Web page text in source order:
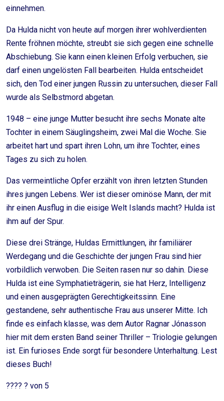
einnehmen.
Da Hulda nicht von heute auf morgen ihrer wohlverdienten
Rente fröhnen möchte, streubt sie sich gegen eine schnelle
Abschiebung. Sie kann einen kleinen Erfolg verbuchen, sie
darf einen ungelösten Fall bearbeiten. Hulda entscheidet
sich, den Tod einer jungen Russin zu untersuchen, dieser Fall
wurde als Selbstmord abgetan.
1948 – eine junge Mutter besucht ihre sechs Monate alte
Tochter in einem Säuglingsheim, zwei Mal die Woche. Sie
arbeitet hart und spart ihren Lohn, um ihre Tochter, eines
Tages zu sich zu holen.
Das vermeintliche Opfer erzählt von ihren letzten Stunden
ihres jungen Lebens. Wer ist dieser ominöse Mann, der mit
ihr einen Ausflug in die eisige Welt Islands macht? Hulda ist
ihm auf der Spur.
Diese drei Stränge, Huldas Ermittlungen, ihr familiärer
Werdegang und die Geschichte der jungen Frau sind hier
vorbildlich verwoben. Die Seiten rasen nur so dahin. Diese
Hulda ist eine Symphatieträgerin, sie hat Herz, Intelligenz
und einen ausgeprägten Gerechtigkeitssinn. Eine
gestandene, sehr authentische Frau aus unserer Mitte. Ich
finde es einfach klasse, was dem Autor Ragnar Jónasson
hier mit dem ersten Band seiner Thriller – Triologie gelungen
ist. Ein furioses Ende sorgt für besondere Unterhaltung. Lest
dieses Buch!
???? ? von 5